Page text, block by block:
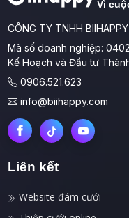
Vì
CÔNG TY TNHH BIIHAPPY
Mã số doanh nghiệp:
Kế Hoạch và Đầu tư
0906.521.623
info@biihappy.com
Liên kết
Website đám cưới